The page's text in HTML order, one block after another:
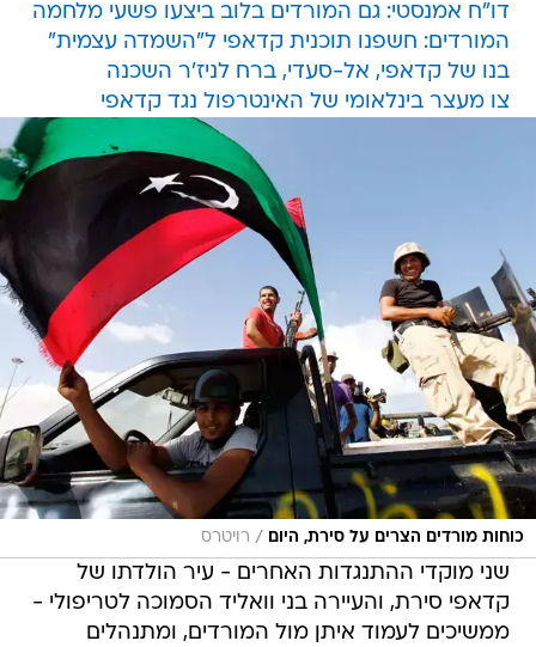
דו"ח אמנסטי: גם המורדים בלוב ביצעו פשעי מלחמה
המורדים: חשפנו תוכנית קדאפי ל"השמדה עצמית"
בנו של קדאפי, אל-סעדי, ברח לניז'ר השכנה
צו מעצר בינלאומי של האינטרפול נגד קדאפי
כוחות מורדים הצרים על סירת, היום / רויטרס
שני מוקדי ההתנגדות האחרים - עיר הולדתו של
קדאפי סירת, והעיירה בני וואליד הסמוכה לטריפולי -
ממשיכים לעמוד איתן מול המורדים, ומתנהלים